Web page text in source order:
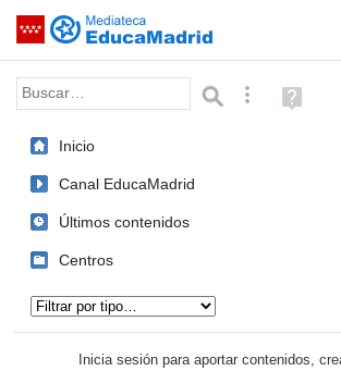
Saltar navegación
Palabra o frase: BúsquedaAyuda
(en
Inicio
Canal EducaMadrid
Últimos contenidos
Centros
Inicia sesión para aportar contenidos,